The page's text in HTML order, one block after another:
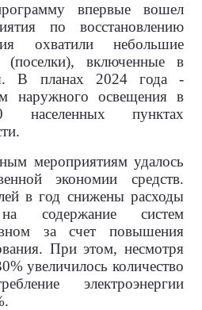
впервые вошел
по восстановлению
охватили небольшие
(поселки), включенные в
В планах 2024 года -
наружного освещения в
пунктах
мероприятиям удалось
экономии средств.
в год снижены расходы
на содержание систем
за счет повышения
При этом, несмотря
увеличилось количество
электроэнергии